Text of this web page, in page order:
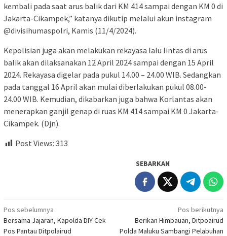
kembali pada saat arus balik dari KM 414 sampai dengan KM 0 di
Jakarta-Cikampek,” katanya dikutip melalui akun instagram
@divisihumaspolri, Kamis (11/4/2024).
Kepolisian juga akan melakukan rekayasa lalu lintas di arus
balik akan dilaksanakan 12 April 2024 sampai dengan 15 April
2024. Rekayasa digelar pada pukul 14.00 – 24.00 WIB. Sedangkan
pada tanggal 16 April akan mulai diberlakukan pukul 08.00-
24.00 WIB. Kemudian, dikabarkan juga bahwa Korlantas akan
menerapkan ganjil genap di ruas KM 414 sampai KM 0 Jakarta-
Cikampek. (Djn).
Post Views: 313
SEBARKAN
Navigasi
pos
Pos sebelumnya
Bersama Jajaran, Kapolda DIY Cek
Pos Pantau Ditpolairud
Pos berikutnya
Berikan Himbauan, Ditpoairud
Polda Maluku Sambangi Pelabuhan